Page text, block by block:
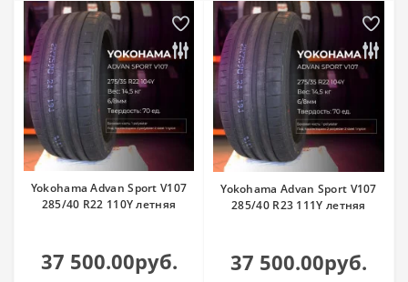
Yokohama Advan Sport V107
285/40 R22 110Y летняя
37 500.00руб.
Yokohama Advan Sport V107
285/40 R23 111Y летняя
37 500.00руб.